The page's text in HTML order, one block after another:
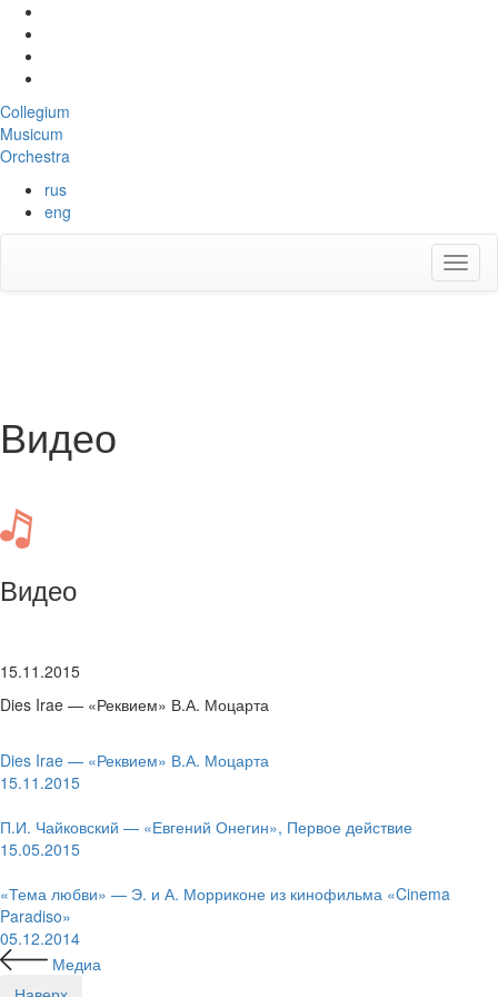
Collegium
Musicum
Orchestra
rus
eng
Видео
Видео
15.11.2015
Dies Irae — «Реквием» В.А. Моцарта
Dies Irae — «Реквием» В.А. Моцарта
15.11.2015
П.И. Чайковский — «Евгений Онегин», Первое действие
15.05.2015
«Тема любви» — Э. и А. Морриконе из кинофильма «Cinema
Paradiso»
05.12.2014
Медиа